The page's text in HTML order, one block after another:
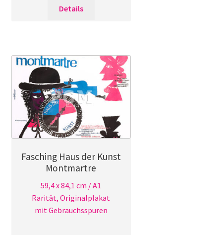
Details
Fasching Haus der Kunst
Montmartre
59,4 x 84,1 cm / A1
Rarität, Originalplakat
mit Gebrauchsspuren